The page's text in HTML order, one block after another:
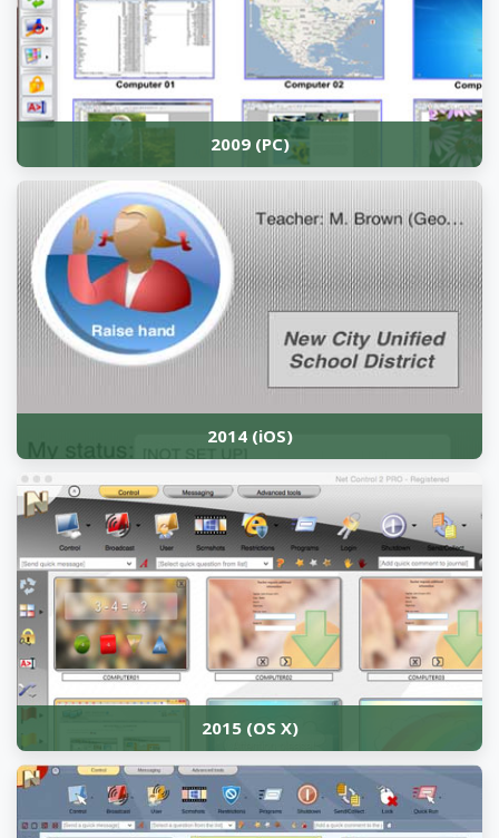
2009 (PC)
2014 (iOS)
2015 (OS X)